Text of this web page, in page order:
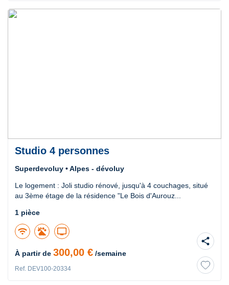
Studio 4 personnes
Superdevoluy • Alpes - dévoluy
Le logement : Joli studio rénové, jusqu'à 4 couchages, situé
au 3ème étage de la résidence "Le Bois d'Aurouz...
1 pièce
wifi tv
À partir de 300,00 € /semaine
Ref. DEV100-20334
share